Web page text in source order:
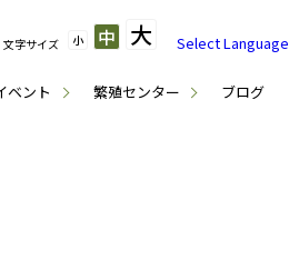
ベント 繁殖センター ブログ
文字サイズ 小 中 大 Select Language